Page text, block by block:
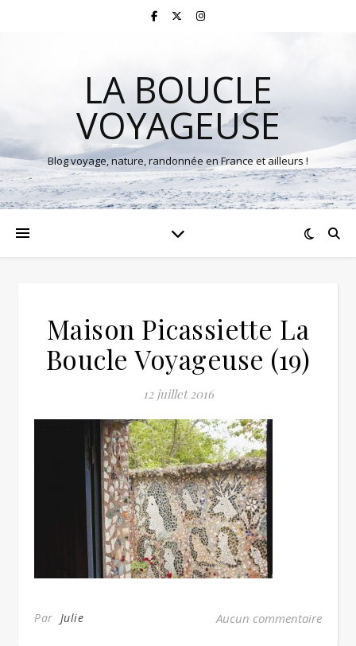
LA BOUCLE
VOYAGEUSE
Blog voyage, nature, randonnée en France et ailleurs !
Maison Picassiette La
Boucle Voyageuse (19)
12 juillet 2016
Par Julie Aucun commentaire